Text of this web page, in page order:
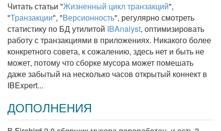
Читать статьи "Жизненный цикл транзакций",
"Транзакции", "Версионность", регулярно смотреть
статистику по БД утилитой IBAnalyst, оптимизировать
работу с транзакциями в приложениях. Никакого более
конкретного совета, к сожалению, здесь нет и быть не
может, потому что сборке мусора может помешать
даже забытый на несколько часов открытый коннект в
IBExpert...
ДОПОЛНЕНИЯ